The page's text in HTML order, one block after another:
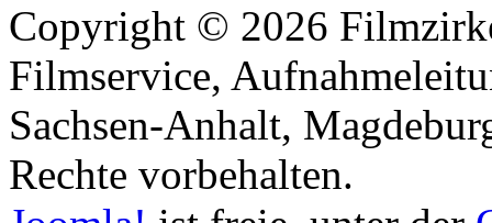
Copyright © 2026
Filmservice,
Sachsen-Anhalt,
Rechte vorbehalten.